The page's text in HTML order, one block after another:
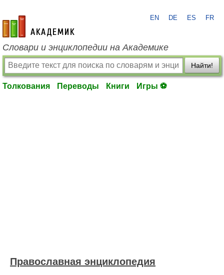
academic.ru
EN DE ES FR
Словари и энциклопедии на Академике
Найти!
Толкования Переводы Книги Игры ⚽
Православная энциклопедия